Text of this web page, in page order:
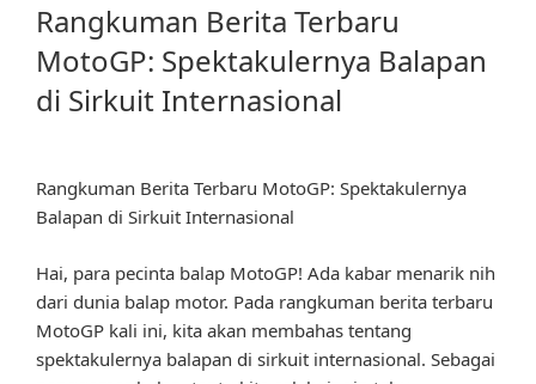
Rangkuman Berita Terbaru
MotoGP: Spektakulernya Balapan
di Sirkuit Internasional
Rangkuman Berita Terbaru MotoGP: Spektakulernya
Balapan di Sirkuit Internasional
Hai, para pecinta balap MotoGP! Ada kabar menarik nih
dari dunia balap motor. Pada rangkuman berita terbaru
MotoGP kali ini, kita akan membahas tentang
spektakulernya balapan di sirkuit internasional. Sebagai